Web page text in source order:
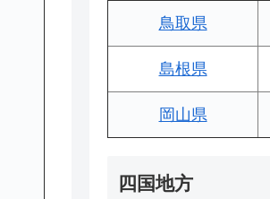
鳥取県
島根県
岡山県
四国地方